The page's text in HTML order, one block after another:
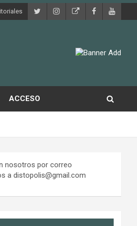
ACCESO
nosotros por correo
a distopolis@gmail.com